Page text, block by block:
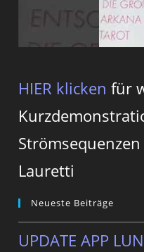
HIER klicken für
Lauretti
Neueste Beiträge
UPDATE APP